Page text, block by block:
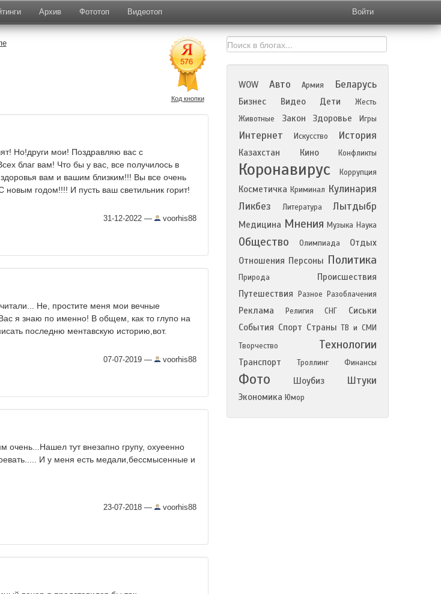
Архив Фототоп Видеотоп Войти
Код кнопки
Но!други мои! Поздравляю вас с
благ вам! Что бы у вас, все получилось в
вам и вашим близким!!! Вы все очень
годом!!!! И пусть ваш светильник горит!
31-12-2022 — voorhis88
Не, простите меня мои вечные
я знаю по именно! В общем, как то глупо на
последню ментавскую историю,вот.
07-07-2019 — voorhis88
очень...Нашел тут внезапно групу, охуеенно
И у меня есть медали,бессмысенные и
23-07-2018 — voorhis88
WOW Авто Армия Беларусь
Бизнес Видео Дети
Жесть
Животные
Закон Здоровье Игры
Интернет Искусство История
Казахстан Кино Конфликты
Коронавирус Коррупция
Косметичка Криминал Кулинария
Ликбез
Литература Лытдыбр
Медицина Мнения Музыка Наука
Общество Олимпиада
Отдых
Отношения Персоны Политика
Природа
Происшествия
Путешествия
Разное Разоблачения
Реклама Религия СНГ
Сиськи
События Спорт Страны ТВ и СМИ
Творчество
Технологии
Транспорт Троллинг Финансы
Фото Шоубиз Штуки
Экономика Юмор